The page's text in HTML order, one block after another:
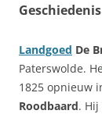
Geschiedenis
Landgoed De
Paterswolde.
1825 opnieuw
Roodbaard.